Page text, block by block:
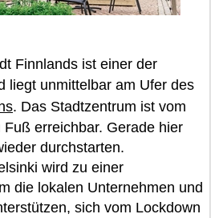
Finnlands ist einer der
liegt unmittelbar am Ufer des
. Das Stadtzentrum ist vom
erreichbar. Gerade hier
durchstarten.
wird zu einer
die lokalen Unternehmen und
sich vom Lockdown